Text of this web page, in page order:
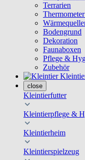
Terrarien
Bodengrund
Dekoration
Faunaboxen
Pflege &
Zubehör
close
Kleintierfutter
Kleintierpflege &
Kleintierheim
Kleintierspielzeug